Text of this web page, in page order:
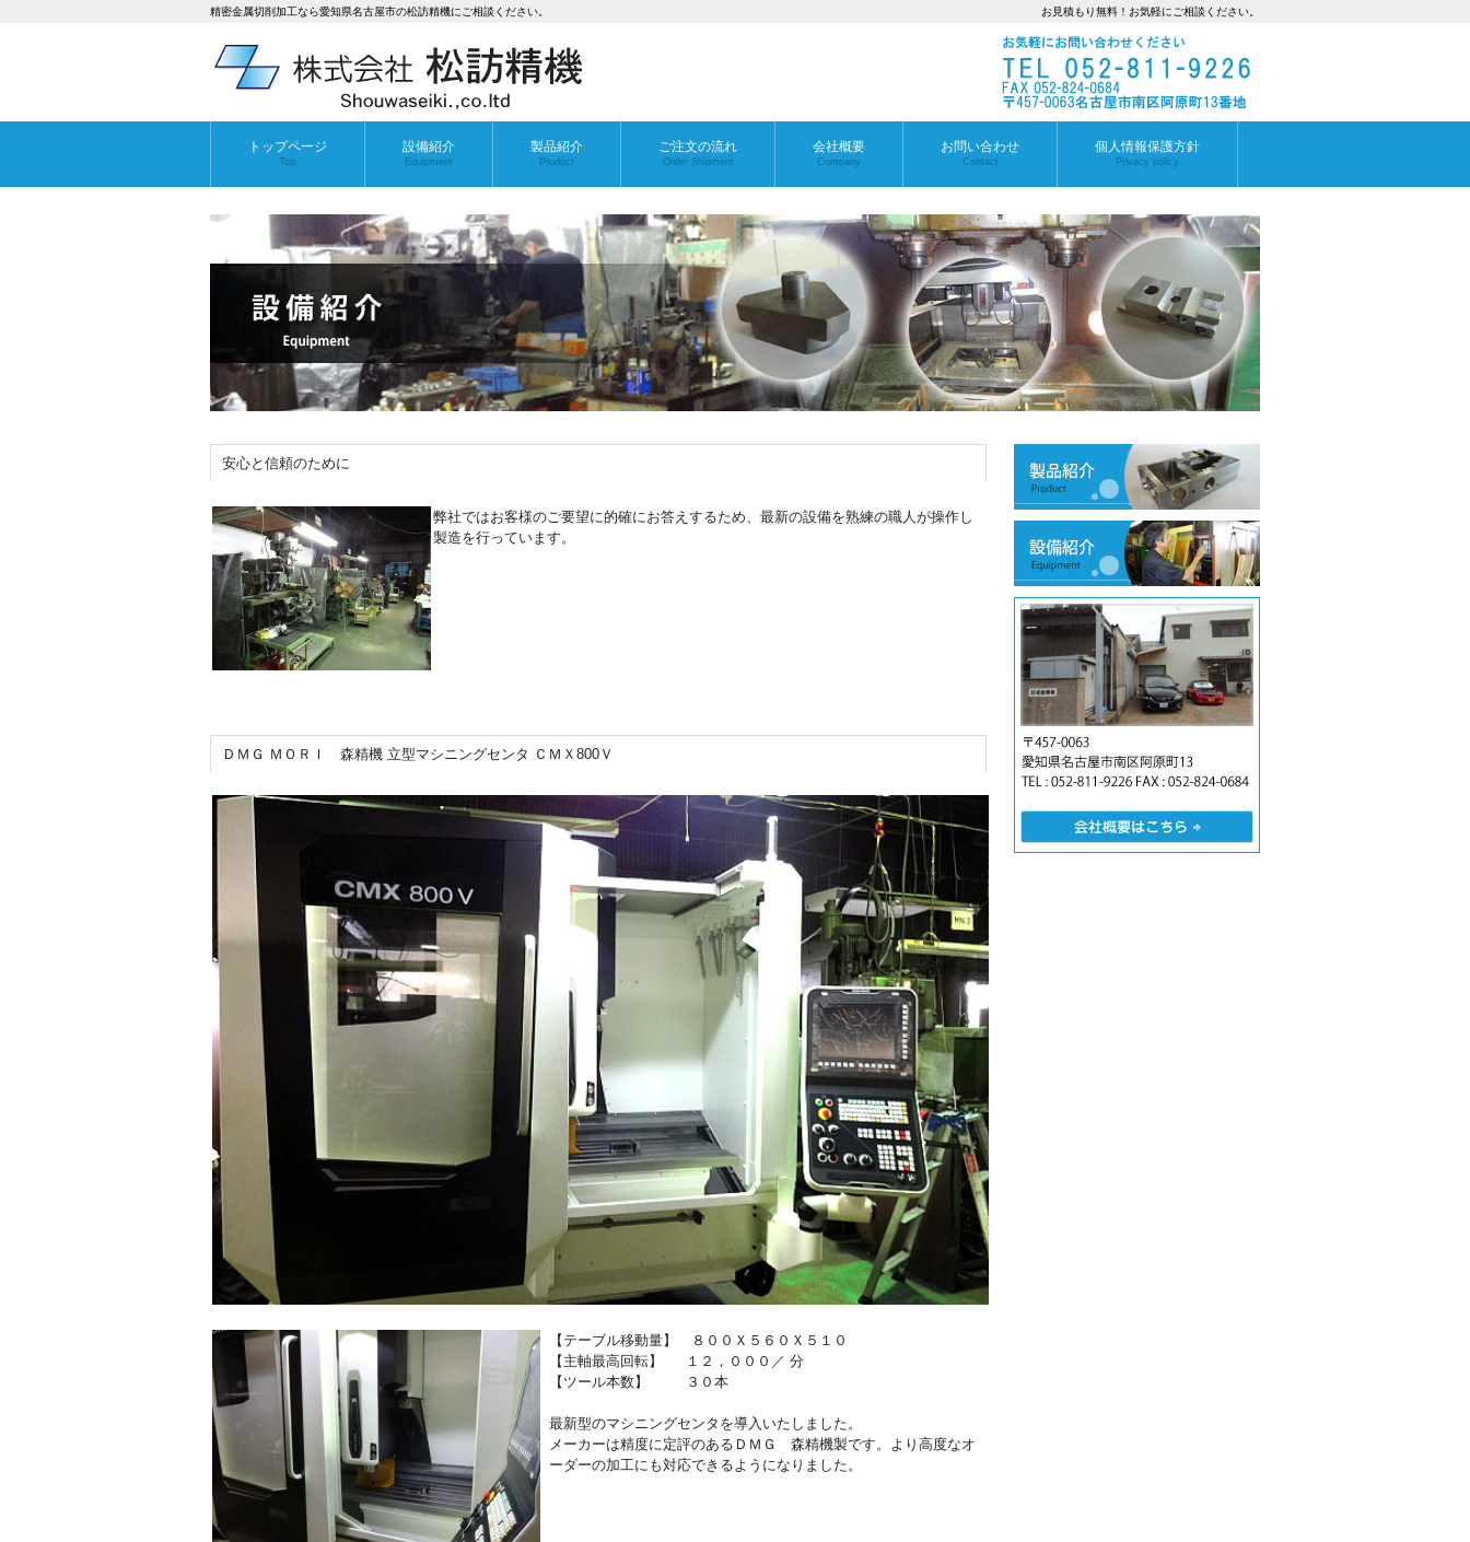
精密金属切削加工なら愛知県名古屋市の松訪精機にご相談ください。 お見積もり無料！お気軽にご相談ください。
トップページ
Top
設備紹介
Equipment
製品紹介
Product
ご注文の流れ
Order Shipment
会社概要
Company
お問い合わせ
Contact
個人情報保護方針
Privacy policy
安心と信頼のために
弊社ではお客様のご要望に的確にお答えするため、最新の設備を熟練の職人が操作し
製造を行っています。
ＤＭＧ ＭＯＲＩ 森精機 立型マシニングセンタ ＣＭＸ800Ｖ
【テーブル移動量】 ８００Ｘ５６０Ｘ５１０
【主軸最高回転】 １２，０００／ 分
【ツール本数】 ３０本
最新型のマシニングセンタを導入いたしました。
メーカーは精度に定評のあるＤＭＧ 森精機製です。より高度なオ
ーダーの加工にも対応できるようになりました。